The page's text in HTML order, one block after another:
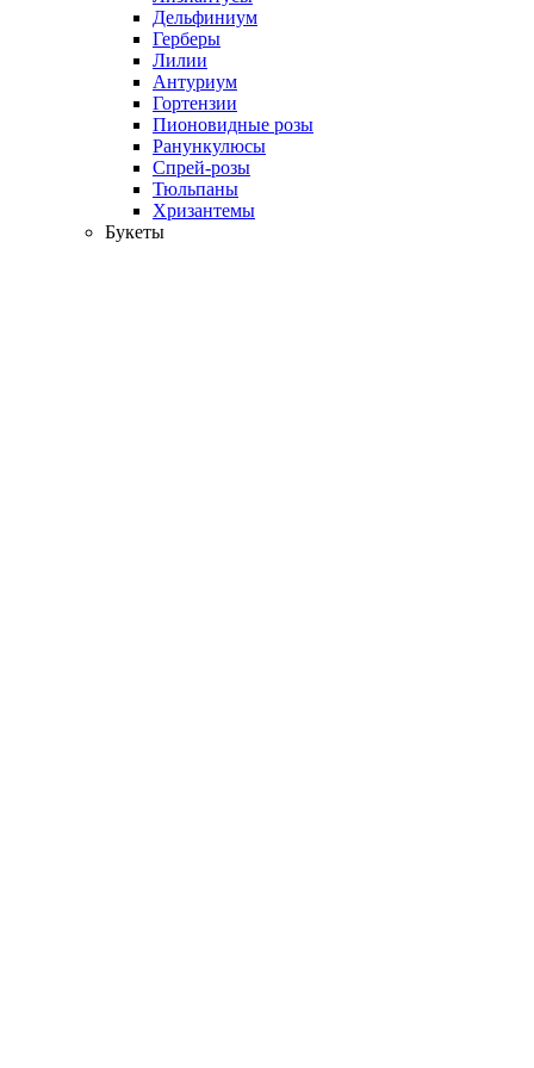
Дельфиниум
Герберы
Лилии
Антуриум
Гортензии
Пионовидные розы
Ранункулюсы
Спрей-розы
Тюльпаны
Хризантемы
Букеты